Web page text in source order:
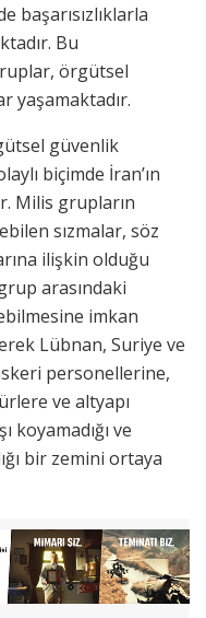
başarısızlıklarla
Bu
örgütsel
yaşamaktadır.
güvenlik
biçimde İran’ın
Milis grupların
sızmalar, söz
ilişkin olduğu
arasındaki
imkan
Lübnan, Suriye ve
personellerine,
ve altyapı
koyamadığı ve
bir zemini ortaya